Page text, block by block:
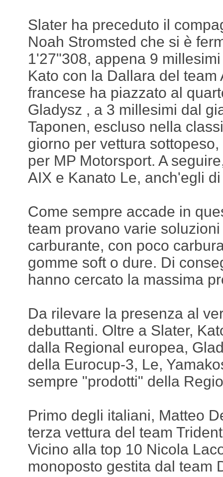
Slater ha preceduto il
Noah Stromsted che si è
1'27"308, appena 9
Kato con la Dallara del team
francese ha piazzato al
Gladysz , a 3 millesimi dal
Taponen, escluso nella
giorno per vettura
per MP Motorsport. A
AIX e Kanato Le, anch'egli di
Come sempre accade in
team provano varie
carburante, con poco
gomme soft o dure. Di
hanno cercato la massima
Da rilevare la presenza al
debuttanti. Oltre a Slater,
dalla Regional europea,
della Eurocup-3, Le,
sempre "prodotti" della
Primo degli italiani, Matteo
terza vettura del team
Vicino alla top 10 Nicola
monoposto gestita dal team